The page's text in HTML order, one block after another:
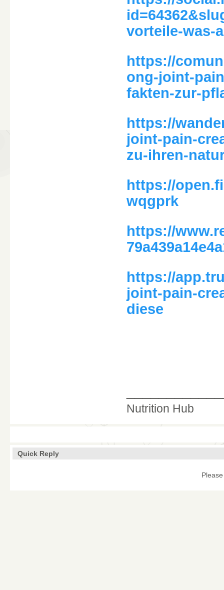
vorteile-was-
https://
ong-joint-
fakten-zur-
https://
joint-pain-
zu-ihren-
https://
wqgprk
https://
https://
joint-pain-
diese
Nutrition Hub
Quick Reply